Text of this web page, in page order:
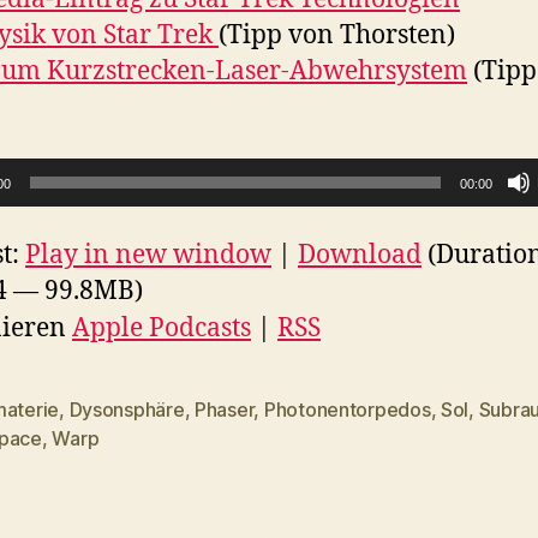
von Star Trek(Tipp von Thorsten)
Kurzstrecken-Laser-Abwehrsystem
00:00
Play in new window Download
— 99.8MB)
Apple Podcasts RSS
, Dysonsphäre, Phaser, Photonentorpedos,Sol,
,Warp